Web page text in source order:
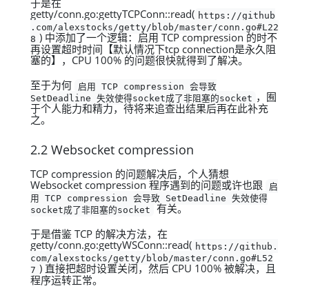
于是在
getty/conn.go:gettyTCPConn::read( https://github
.com/alexstocks/getty/blob/master/conn.go#L22
8 ) 中添加了一个逻辑：启用 TCP compression 的时不
再设置超时时间【默认情况下tcp connection是永久阻
塞的】，CPU 100% 的问题很快就得到了解决。
至于为何
启用 TCP compression 会导致
SetDeadline 失效使得socket成了非阻塞的socket ，囿
于个人能力和精力，待将来追查出结果后再在此补充
之。
2.2 Websocket compression
TCP compression 的问题解决后，个人猜想
Websocket compression 程序遇到的问题或许也跟
启
用 TCP compression 会导致 SetDeadline 失效使得
socket成了非阻塞的socket
有关。
于是借鉴 TCP 的解决方法，在
getty/conn.go:gettyWSConn::read( https://github.
com/alexstocks/getty/blob/master/conn.go#L52
7 ) 直接把超时设置关闭，然后 CPU 100% 被解决，且
程序运转正常。